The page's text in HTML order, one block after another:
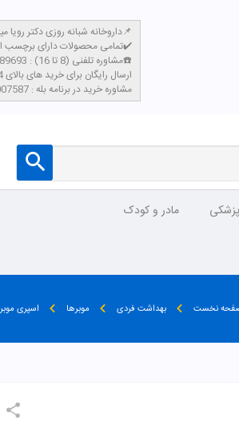
داروخانه شبانه روزی دکتر رویا میرنظامی📌
تمامی محصولات دارای برچسب اصالت کالا و سیب سلامت میباشند✔️
مشاوره تلفنی (8 تا 16) : 02165389693☎️
​ارسال رایگان برای خرید های بالای 4 میلیون تومان با پست پیشتاز
مشاوره خرید در برنامه بله : 09302007587
مادر و کودک
نخست بهداشت فردی موبرها اسپری موبر